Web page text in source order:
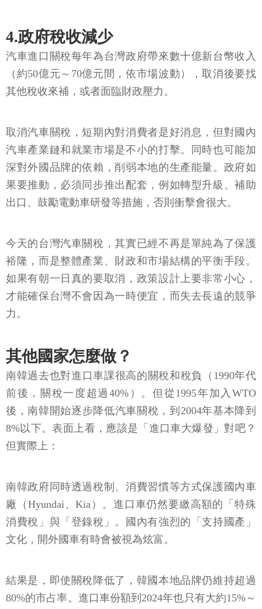
4.政府稅收減少
汽車進口關稅每年為台灣政府帶來數十億新台幣收入
（約50億元～70億元間，依市場波動），取消後要找
其他稅收來補，或者面臨財政壓力。
取消汽車關稅，短期內對消費者是好消息，但對國內
汽車產業鏈和就業市場是不小的打擊。同時也可能加
深對外國品牌的依賴，削弱本地的生產能量。政府如
果要推動，必須同步推出配套，例如轉型升級、補助
出口、鼓勵電動車研發等措施，否則衝擊會很大。
今天的台灣汽車關稅，其實已經不再是單純為了保護
裕隆，而是整體產業、財政和市場結構的平衡手段。
如果有朝一日真的要取消，政策設計上要非常小心，
才能確保台灣不會因為一時便宜，而失去長遠的競爭
力。
其他國家怎麼做？
南韓過去也對進口車課很高的關稅和稅負（1990年代
前後，關稅一度超過40%）。但從1995年加入WTO
後，南韓開始逐步降低汽車關稅，到2004年基本降到
8%以下。表面上看，應該是「進口車大爆發」對吧？
但實際上：
南韓政府同時透過稅制、消費習慣等方式保護國內車
廠（Hyundai、Kia）。進口車仍然要繳高額的「特殊
消費稅」與「登錄稅」。國內有強烈的「支持國產」
文化，開外國車有時會被視為炫富。
結果是，即使關稅降低了，韓國本地品牌仍維持超過
80%的市占率。進口車份額到2024年也只有大約15%～